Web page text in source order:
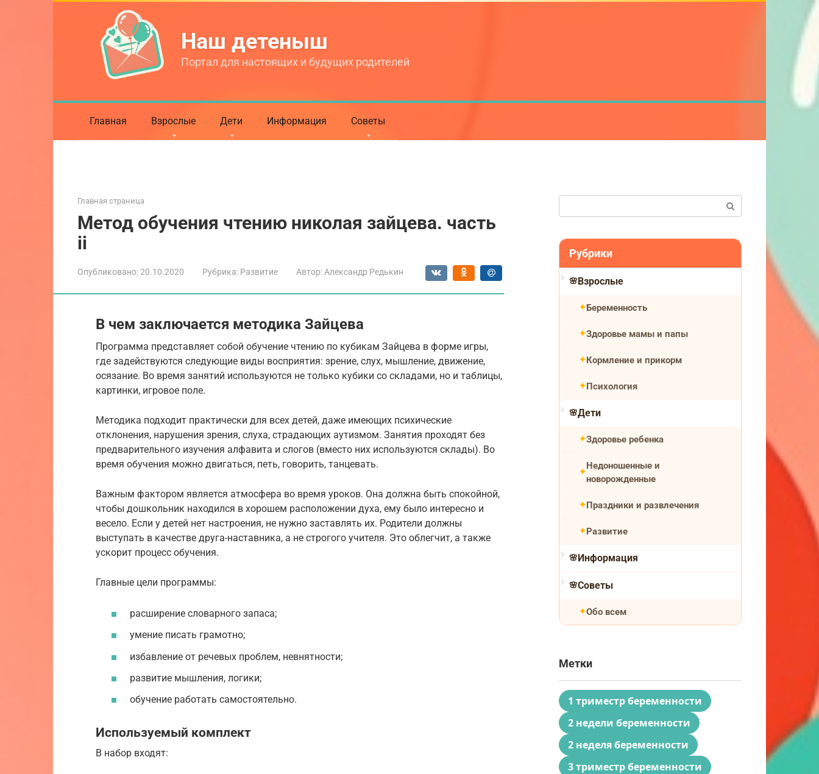
Наш детеныш
Портал для настоящих и будущих родителей
Главная Взрослые Дети Информация Советы
Главная страница
Метод обучения чтению николая зайцева. часть
ii
Опубликовано:20.10.2020 Рубрика: Развитие Автор: Александр Редькин
В чем заключается методика Зайцева
Программа представляет собой обучение чтению по кубикам Зайцева в форме игры,
где задействуются следующие виды восприятия: зрение, слух, мышление, движение,
осязание. Во время занятий используются не только кубики со складами, но и таблицы,
картинки, игровое поле.
Методика подходит практически для всех детей, даже имеющих психические
отклонения, нарушения зрения, слуха, страдающих аутизмом. Занятия проходят без
предварительного изучения алфавита и слогов (вместо них используются склады). Во
время обучения можно двигаться, петь, говорить, танцевать.
Важным фактором является атмосфера во время уроков. Она должна быть спокойной,
чтобы дошкольник находился в хорошем расположении духа, ему было интересно и
весело. Если у детей нет настроения, не нужно заставлять их. Родители должны
выступать в качестве друга-наставника, а не строгого учителя. Это облегчит, а также
ускорит процесс обучения.
Главные цели программы:
расширение словарного запаса;
умение писать грамотно;
избавление от речевых проблем, невнятности;
развитие мышления, логики;
обучение работать самостоятельно.
Используемый комплект
В набор входят:
Рубрики
Взрослые
Беременность
Здоровье мамы и папы
Кормление и прикорм
Психология
Дети
Здоровье ребенка
Недоношенные и
новорожденные
Праздники и развлечения
Развитие
Информация
Советы
Обо всем
Метки
1 триместр беременности
2 недели беременности
2 неделя беременности
3 триместр беременности